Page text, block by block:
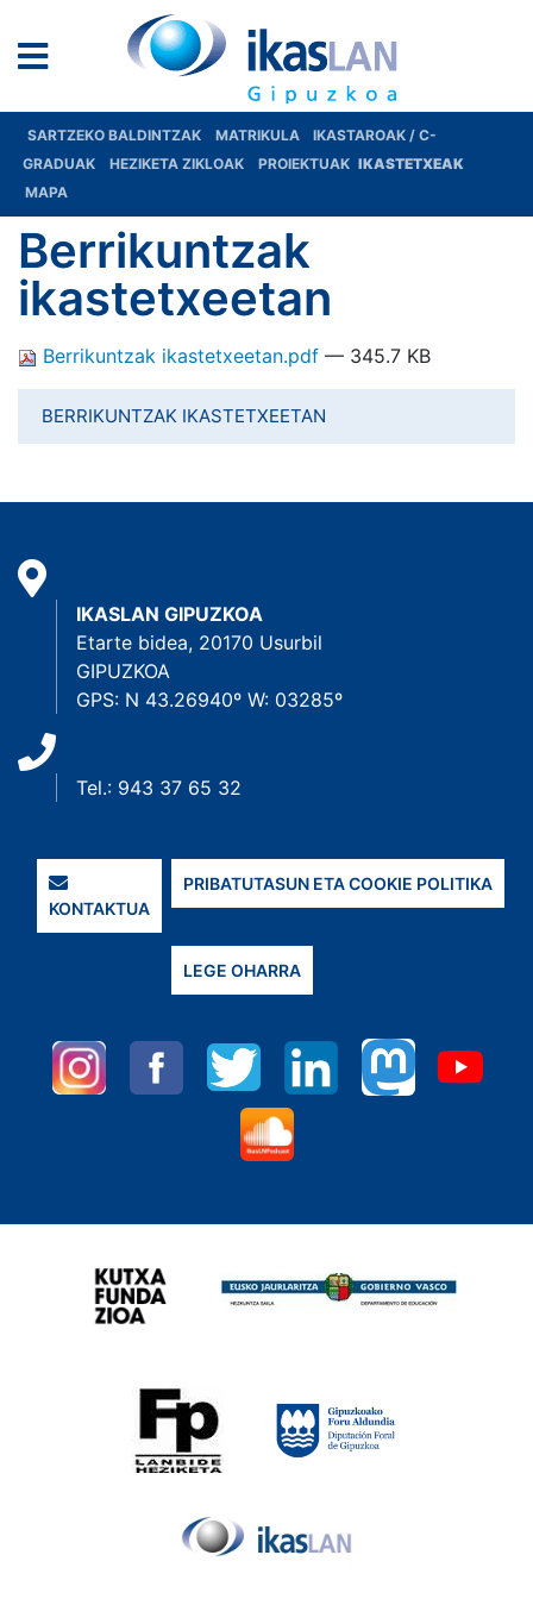
SARTZEKO BALDINTZAK MATRIKULA
IKASTAROAK / C-
GRADUAK
HEZIKETA ZIKLOAK PROIEKTUAK IKASTETXEAK
MAPA
Berrikuntzak
ikastetxeetan
Berrikuntzak ikastetxeetan.pdf — 345.7 KB
BERRIKUNTZAK IKASTETXEETAN
IKASLAN GIPUZKOA
Etarte bidea, 20170 Usurbil
GIPUZKOA
GPS: N 43.26940º W: 03285º
Tel.: 943 37 65 32
KONTAKTUA
PRIBATUTASUN ETA COOKIE POLITIKA
LEGE OHARRA